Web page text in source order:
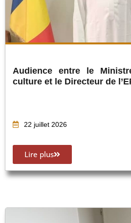
Audience entre le
culture et le Directeur de
22 juillet 2026
Lire plus